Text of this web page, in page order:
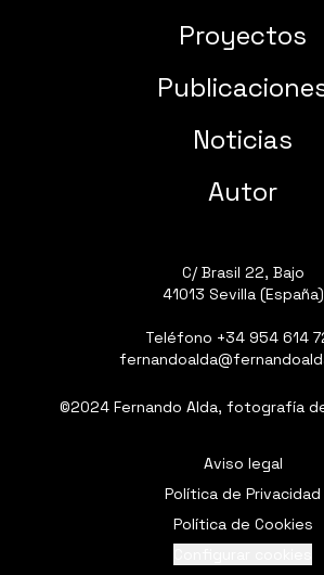
Proyectos
Noticias
Autor
C/ Brasil 22, Bajo
41013 Sevilla (España)
Teléfono +34 954 614
©2024 Fernando Alda, fotografía
Aviso legal
Política de Privacidad
Política de Cookies